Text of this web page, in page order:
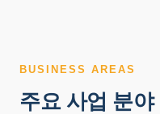
BUSINESS AREAS
주요 사업 분야